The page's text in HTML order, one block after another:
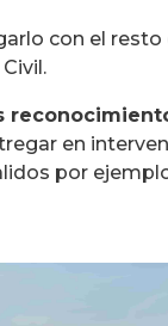
con el resto
en
por